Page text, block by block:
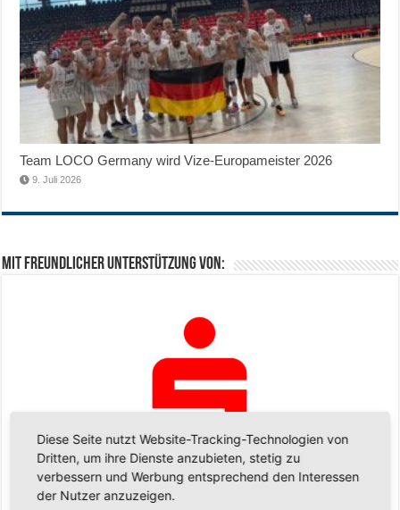
Team LOCO Germany wird Vize-Europameister 2026
9. Juli 2026
Mit freundlicher Unterstützung von:
Diese Seite nutzt Website-Tracking-Technologien von
Dritten, um ihre Dienste anzubieten, stetig zu
verbessern und Werbung entsprechend den Interessen
der Nutzer anzuzeigen.